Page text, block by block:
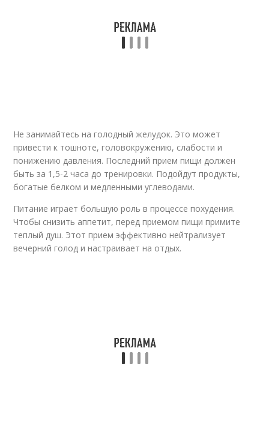
Гимнастики для
Гимнастики в разных
группах
Гимнастика по утрам
Польза от утренней
тренировки
Тибетская
гимнастика
Не занимайтесь на голодный желудок. Это может
привести к тошноте, головокружению, слабости и
понижению давления. Последний прием пищи должен
быть за 1,5-2 часа до тренировки. Подойдут продукты,
богатые белком и медленными углеводами.
Питание играет большую роль в процессе похудения.
Чтобы снизить аппетит, перед приемом пищи примите
теплый душ. Этот прием эффективно нейтрализует
вечерний голод и настраивает на отдых.